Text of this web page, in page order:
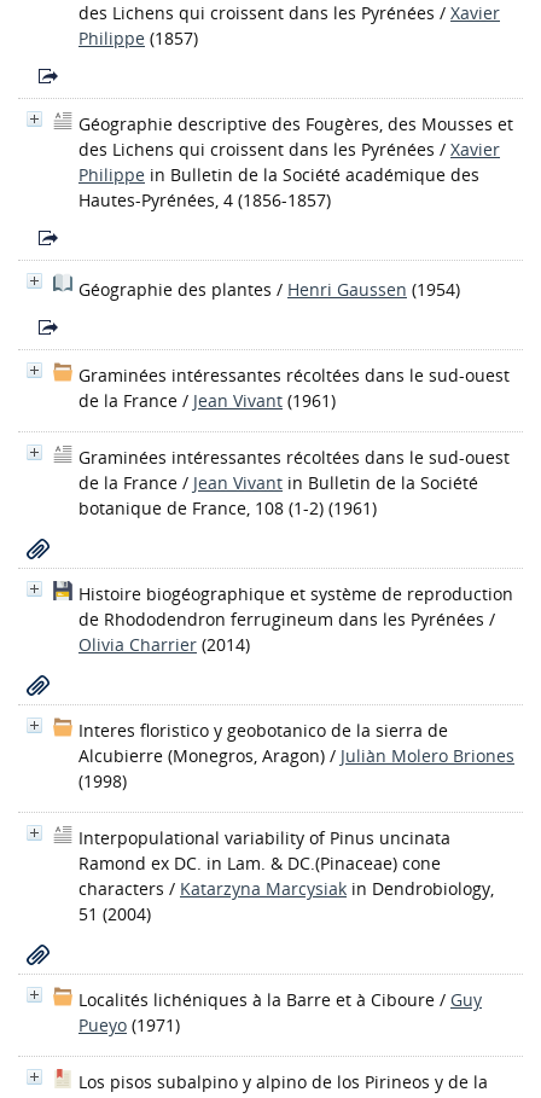
des Lichens qui croissent dans les Pyrénées / Xavier
Philippe (1857)
Géographie descriptive des Fougères, des Mousses et
des Lichens qui croissent dans les Pyrénées / Xavier
Philippe in Bulletin de la Société académique des
Hautes-Pyrénées, 4 (1856-1857)
Géographie des plantes / Henri Gaussen (1954)
Graminées intéressantes récoltées dans le sud-ouest
de la France / Jean Vivant (1961)
Graminées intéressantes récoltées dans le sud-ouest
de la France / Jean Vivant in Bulletin de la Société
botanique de France, 108 (1-2) (1961)
Histoire biogéographique et système de reproduction
de Rhododendron ferrugineum dans les Pyrénées /
Olivia Charrier (2014)
Interes floristico y geobotanico de la sierra de
Alcubierre (Monegros, Aragon) / Juliàn Molero Briones
(1998)
Interpopulational variability of Pinus uncinata
Ramond ex DC. in Lam. & DC.(Pinaceae) cone
characters / Katarzyna Marcysiak in Dendrobiology,
51 (2004)
Localités lichéniques à la Barre et à Ciboure / Guy
Pueyo (1971)
Los pisos subalpino y alpino de los Pirineos y de la